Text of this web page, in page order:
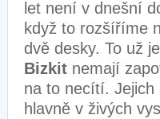
let není v dnešní
když to rozšíříme
dvě desky. To už
Bizkit nemají
na to necítí. Jejich
hlavně v živých